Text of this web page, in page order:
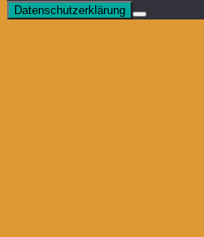
Datenschutzerklärung